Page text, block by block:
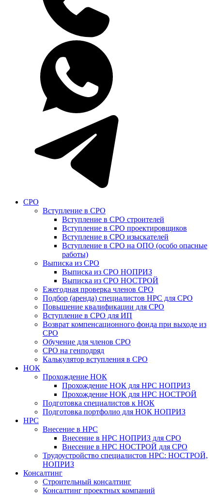
СРО
Вступление в СРО
Вступление в СРО строителей
Вступление в СРО проектировщиков
Вступление в СРО изыскателей
Вступление в СРО на ОПО (особо опасные
работы)
Выписка из СРО
Выписка из СРО НОПРИЗ
Выписка из СРО НОСТРОЙ
Ежегодная проверка членов СРО
Подбор (аренда) специалистов НРС для СРО
Повышение квалификации для СРО
Вступление в СРО для ИП
Возврат компенсационного фонда при выходе из
СРО
Обучение для членов СРО
СРО на генподряд
Калькулятор вступления в СРО
НОК
Прохождение НОК
Прохождение НОК для НРС НОПРИЗ
Прохождение НОК для НРС НОСТРОЙ
Подготовка специалистов к НОК
Подготовка портфолио для НОК НОПРИЗ
НРС
Внесение в НРС
Внесение в НРС НОПРИЗ для СРО
Внесение в НРС НОСТРОЙ для СРО
Трудоустройство специалистов НРС: НОСТРОЙ,
НОПРИЗ
Консалтинг
Строительный консалтинг
Консалтинг проектных компаний